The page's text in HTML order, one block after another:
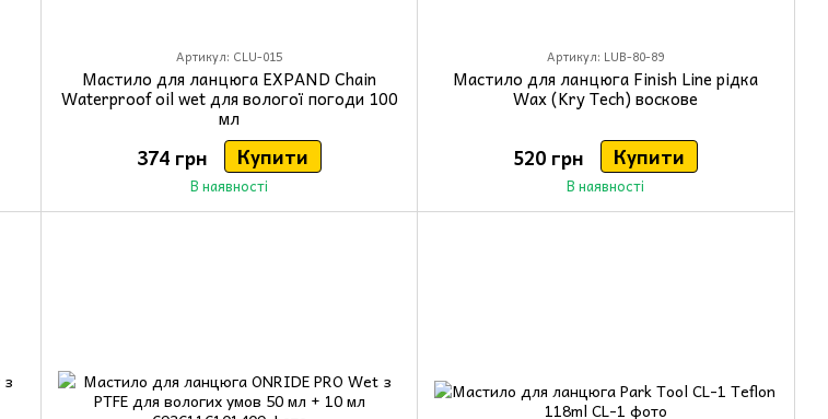
Артикул: CLU-015
Мастило для ланцюга EXPAND Chain
Waterproof oil wet для вологої погоди 100
мл
374 грн Купити
В наявності
Артикул: LUB-80-89
Мастило для ланцюга Finish Line рідка
Wax (Kry Tech) воскове
520 грн Купити
В наявності